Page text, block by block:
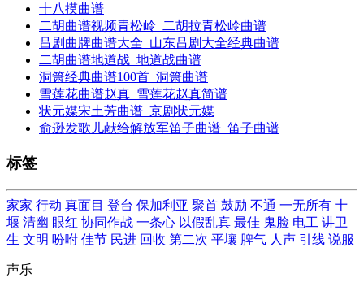
十八摸曲谱
二胡曲谱视频青松岭_二胡拉青松岭曲谱
吕剧曲牌曲谱大全_山东吕剧大全经典曲谱
二胡曲谱地道战_地道战曲谱
洞箫经典曲谱100首_洞箫曲谱
雪莲花曲谱赵真_雪莲花赵真简谱
状元媒宋土芳曲谱_京剧状元媒
俞逊发歌儿献给解放军笛子曲谱_笛子曲谱
标签
家家 行动 真面目 登台 保加利亚 聚首 鼓励 不通 一无所有 十
堰 清幽 眼红 协同作战 一条心 以假乱真 最佳 鬼脸 电工 讲卫
生 文明 吩咐 佳节 民进 回收 第二次 平壤 脾气 人声 引线 说服
声乐